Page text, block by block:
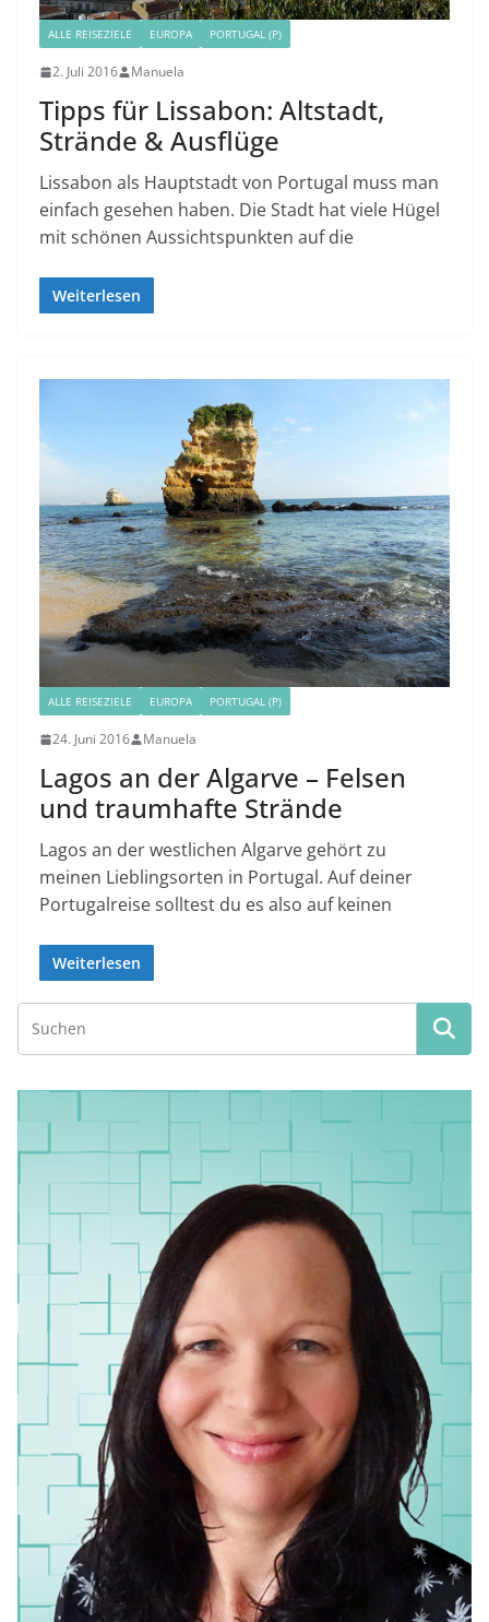
ALLE REISEZIELE EUROPA PORTUGAL (P)
2. Juli 2016 Manuela
Tipps für Lissabon: Altstadt,
Strände & Ausflüge
Lissabon als Hauptstadt von Portugal muss man
einfach gesehen haben. Die Stadt hat viele Hügel
mit schönen Aussichtspunkten auf die
Weiterlesen
ALLE REISEZIELE EUROPA PORTUGAL (P)
24. Juni 2016 Manuela
Lagos an der Algarve – Felsen
und traumhafte Strände
Lagos an der westlichen Algarve gehört zu
meinen Lieblingsorten in Portugal. Auf deiner
Portugalreise solltest du es also auf keinen
Weiterlesen